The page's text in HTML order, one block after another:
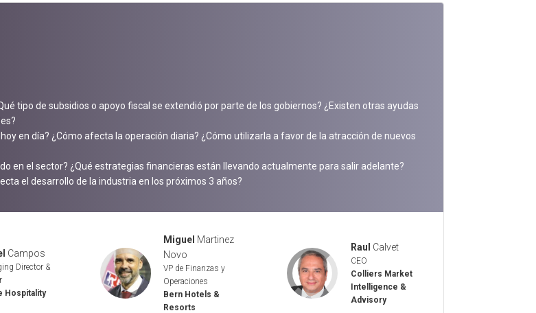
tipo de subsidios o apoyo fiscal se extendió por parte de los gobiernos? ¿Existen otras ayudas
en día? ¿Cómo afecta la operación diaria? ¿Cómo utilizarla a favor de la atracción de nuevos
en el sector? ¿Qué estrategias financieras están llevando actualmente para salir adelante?
el desarrollo de la industria en los próximos 3 años?
Campos
Director &
Hospitality
Miguel Martinez
Novo
VP de Finanzas y
Operaciones
Bern Hotels &
Resorts
Raul Calvet
CEO
Colliers Market
Intelligence &
Advisory